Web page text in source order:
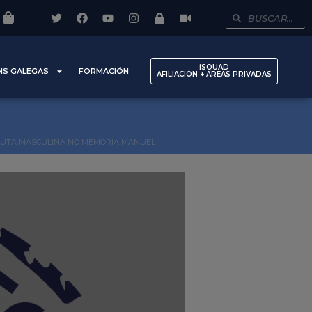
GALEGAS FORMACIÓN iSQUAD
AFILIACIÓN + AREAS PRIVADAS
MASCULINA NO MEMORIA MANUEL